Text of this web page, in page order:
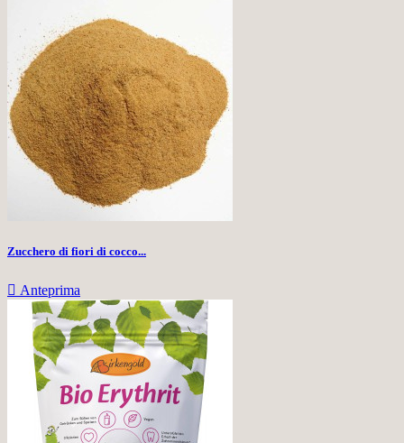
Zucchero di fiori di cocco...
 Anteprima